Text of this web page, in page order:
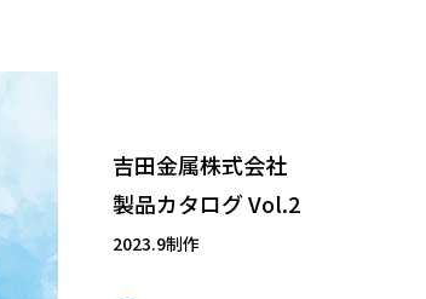
吉田金属株式会社
製品カタログ Vol.2
2023.9制作